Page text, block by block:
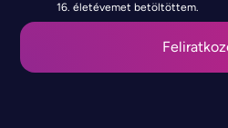
16. életévemet betöltöttem.